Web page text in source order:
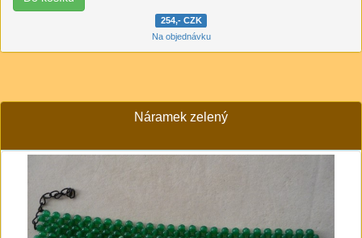
254,- CZK
Na objednávku
Náramek zelený